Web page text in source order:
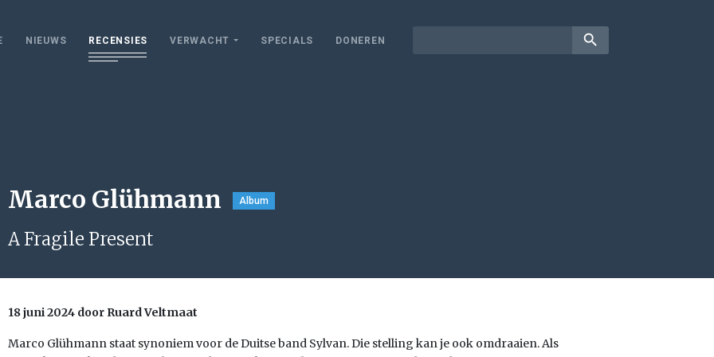
NIEUWS RECENSIES VERWACHT SPECIALS DONEREN search
Marco Glühmann Album
A Fragile Present
18 juni 2024 door Ruard Veltmaat
Marco Glühmann staat synoniem voor de Duitse band Sylvan. Die stelling kan je ook omdraaien. Als